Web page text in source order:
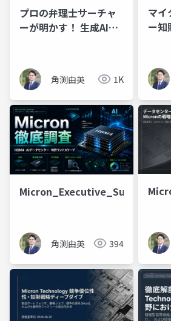
プロの弁理士サーチャ
ーが明かす！ 生成AI時
把握から設計変更・ア
イデア創出まで〜
角渕由英 1K
マイ
ー知
角渕由英 394